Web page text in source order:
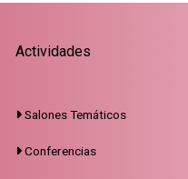
Actividades
Salones Temáticos
Conferencias